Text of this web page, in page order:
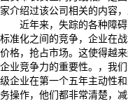
家介绍过该公司相关的内容，
近年来，失踪的各种障
标准化之间的竞争，企业在
价格，抢占市场。这使得越
企业竞争力的重要性。，我
级企业在第一个五年主动性
务操作，他们都非常清楚，